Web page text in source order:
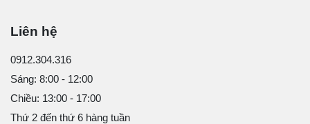
Liên hệ
0912.304.316
Sáng: 8:00 - 12:00
Chiều: 13:00 - 17:00
Thứ 2 đến thứ 6 hàng tuần